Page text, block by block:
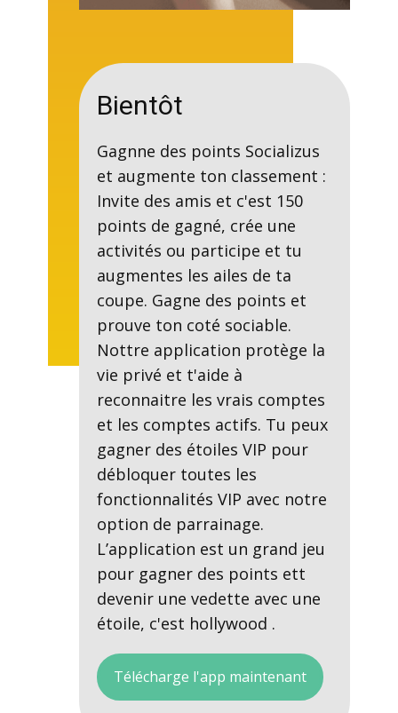
Bientôt
Gagnne des points Socializus
et augmente ton classement :
Invite des amis et c'est 150
points de gagné, crée une
activités ou participe et tu
augmentes les ailes de ta
coupe. Gagne des points et
prouve ton coté sociable.
Nottre application protège la
vie privé et t'aide à
reconnaitre les vrais comptes
et les comptes actifs. Tu peux
gagner des étoiles VIP pour
débloquer toutes les
fonctionnalités VIP avec notre
option de parrainage.
L’application est un grand jeu
pour gagner des points ett
devenir une vedette avec une
étoile, c'est hollywood .
Télécharge l'app maintenant